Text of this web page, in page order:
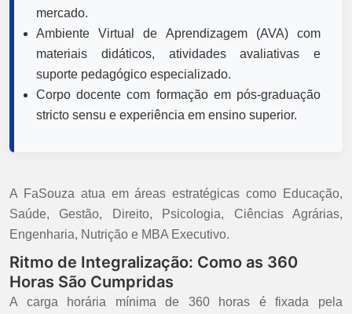
mercado.
Ambiente Virtual de Aprendizagem (AVA) com
materiais didáticos, atividades avaliativas e
suporte pedagógico especializado.
Corpo docente com formação em pós-graduação
stricto sensu e experiência em ensino superior.
A FaSouza atua em áreas estratégicas como Educação,
Saúde, Gestão, Direito, Psicologia, Ciências Agrárias,
Engenharia, Nutrição e MBA Executivo.
Ritmo de Integralização: Como as 360
Horas São Cumpridas
A carga horária mínima de 360 horas é fixada pela